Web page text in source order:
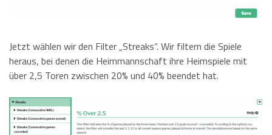
Jetzt wählen wir den Filter „Streaks“. Wir filtern die Spiele
heraus, bei denen die Heimmannschaft ihre Heimspiele mit
über 2,5 Toren zwischen 20% und 40% beendet hat.